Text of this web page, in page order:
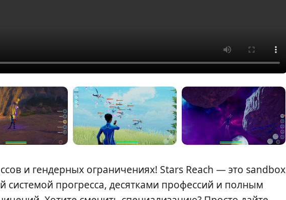
и гендерных ограничениях! Stars Reach — это sandbox
системой прогресса, десятками профессий и полным